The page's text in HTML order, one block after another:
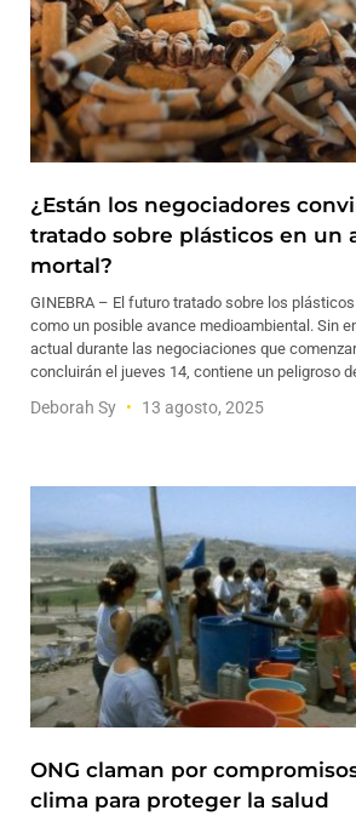
¿Están los negociadores
tratado sobre plásticos en un
mortal?
GINEBRA – El futuro tratado sobre los
como un posible avance medioambiental. Sin
actual durante las negociaciones que
concluirán el jueves 14, contiene un peligroso
Deborah Sy 13 agosto, 2025
ONG claman por
clima para proteger la salud